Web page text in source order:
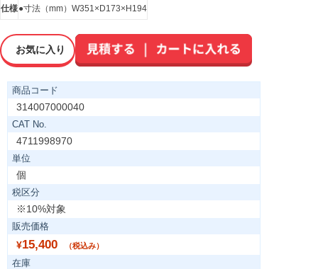
仕様●寸法（mm）W351×D173×H194
お気に入り
商品コード
314007000040
CAT No.
4711998970
単位
個
税区分
※10%対象
販売価格
¥15,400 （税込み）
在庫